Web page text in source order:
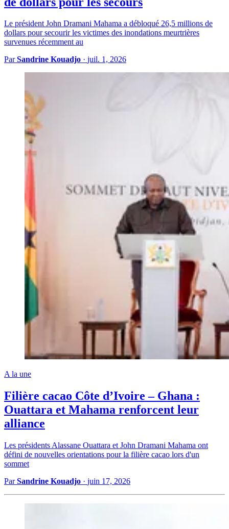
Le président John Dramani Mahama a débloqué 26,5 millions de
dollars pour secourir les victimes des inondations meurtrières
survenues récemment au
ParSandrine Kouadjo · juil. 1, 2026
A la une
Filière cacao Côte d’Ivoire – Ghana :
Ouattara et Mahama renforcent leur
alliance
Les présidents Alassane Ouattara et John Dramani Mahama ont
défini de nouvelles orientations pour la filière cacao lors d'un
sommet
ParSandrine Kouadjo · juin 17, 2026